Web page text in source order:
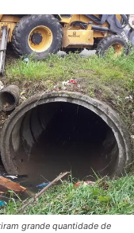
grande quantidade de